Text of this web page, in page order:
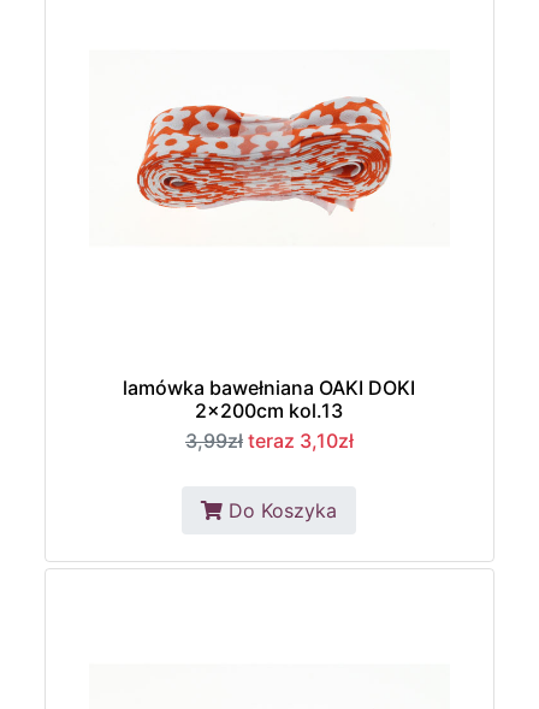
lamówka bawełniana OAKI DOKI
2x200cm kol.13
3,99zł teraz 3,10zł
Do Koszyka